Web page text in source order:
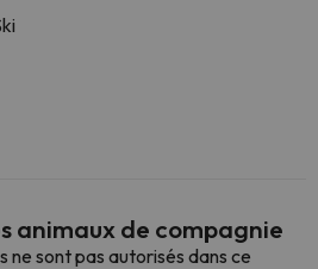
animaux de compagnie
ne sont pas autorisés dans ce